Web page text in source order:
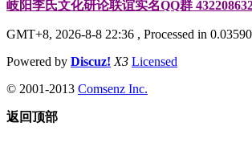
岐阳李氏文化研论联谊实名QQ群
GMT+8, 2026-8-8 22:36 , Processed in
Powered by Discuz! X3 Licensed
© 2001-2013 Comsenz Inc.
返回顶部